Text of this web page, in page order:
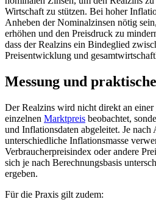
Wirtschaft zu stützen. Bei hoher
Anheben der Nominalzinsen nötig
erhöhen und den Preisdruck zu
dass der Realzins ein Bindeglied
Preisentwicklung und
Messung und
Der Realzins wird nicht direkt an einer
einzelnen Marktpreis beobachtet,
und Inflationsdaten abgeleitet. Je
unterschiedliche Inflationsmasse
Verbraucherpreisindex oder andere
sich je nach Berechnungsbasis
ergeben.
Für die Praxis gilt zudem: